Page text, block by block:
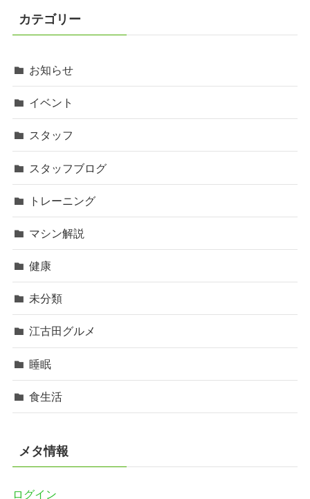
カテゴリー
お知らせ
イベント
スタッフ
スタッフブログ
トレーニング
マシン解説
健康
未分類
江古田グルメ
睡眠
食生活
メタ情報
ログイン